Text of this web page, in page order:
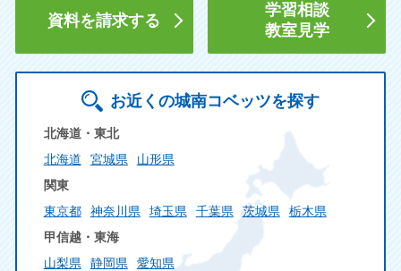
資料を請求する
学習相談
教室見学
お近くの城南コベッツを探す
北海道・東北
北海道
宮城県
山形県
関東
東京都
神奈川県 埼玉県 千葉県 茨城県
栃木県
甲信越・東海
山梨県
静岡県
愛知県